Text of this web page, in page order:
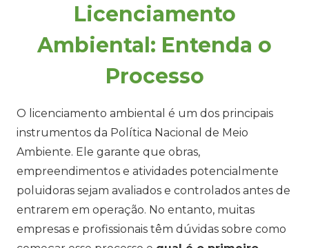
Licenciamento
Ambiental: Entenda o
Processo
O licenciamento ambiental é um dos principais
instrumentos da Política Nacional de Meio
Ambiente. Ele garante que obras,
empreendimentos e atividades potencialmente
poluidoras sejam avaliados e controlados antes de
entrarem em operação. No entanto, muitas
empresas e profissionais têm dúvidas sobre como